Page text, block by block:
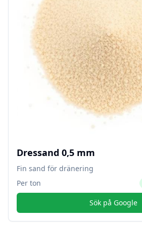
Dressand 0,5 mm
Fin sand för dränering
Per ton
Sök på Google